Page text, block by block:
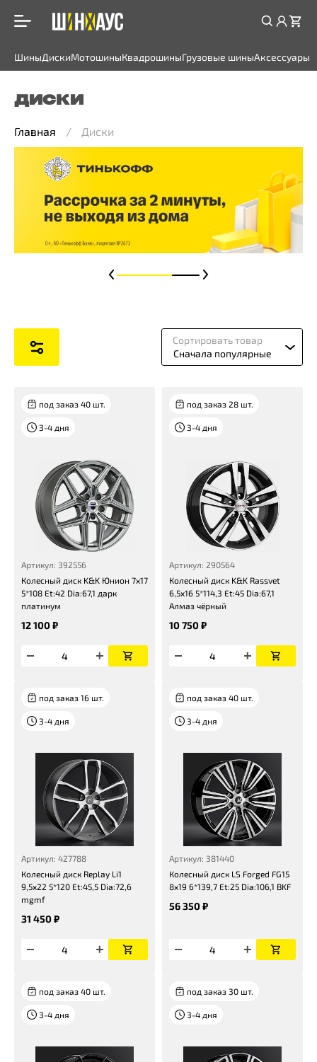
ШиныДискиМотошиныКвадрошиныГрузовые шиныАксессуары
ДИСКИ
Главная Диски
Сортировать товар
Сначала популярные
под заказ 40 шт.
3-4 дня
Артикул: 392556
Колесный диск K&K Юнион 7x17
5*108 Et:42 Dia:67,1 дарк
платинум
12 100 ₽
под заказ 28 шт.
3-4 дня
Артикул: 290564
Колесный диск K&K Rassvet
6,5x16 5*114,3 Et:45 Dia:67,1
Алмаз чёрный
10 750 ₽
под заказ 16 шт.
3-4 дня
Артикул: 427788
Колесный диск Replay Li1
9,5x22 5*120 Et:45,5 Dia:72,6
mgmf
31 450 ₽
под заказ 40 шт.
3-4 дня
Артикул: 381440
Колесный диск LS Forged FG15
8x19 6*139,7 Et:25 Dia:106,1 BKF
56 350 ₽
под заказ 40 шт.
3-4 дня
под заказ 30 шт.
3-4 дня